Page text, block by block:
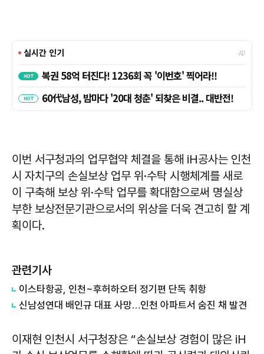
이번 서구청과의 업무협약 체결을 통해 iH공사는 인천
시 자치구의 손실보상 업무 위·수탁 시행체계를 새로
이 구축해 보상 위·수탁 업무를 확대함으로써 명실상
부한 보상전문기관으로서의 위상을 더욱 견고히 할 계
획이다.
관련기사
이스타항공, 인천~후허하오터 정기편 단독 취항
신남성연대 배인규 대표 사망…인천 아파트서 숨진 채 발견
이재현 인천시 서구청장은 “손실보상 경험이 많은 iH